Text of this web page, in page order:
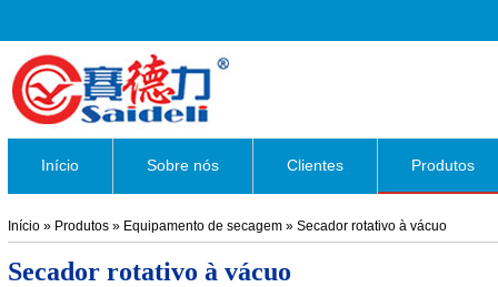
Início Sobre nós Clientes Produtos
Início » Produtos » Equipamento de secagem » Secador rotativo à vácuo
Secador rotativo à vácuo